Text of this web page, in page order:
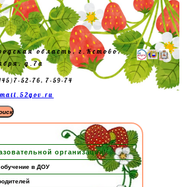
область, г.Кстово,
д.7а
52-76, 7-59-74
организации
в ДОУ